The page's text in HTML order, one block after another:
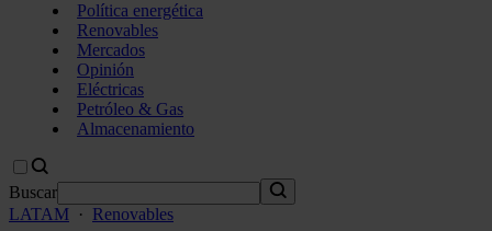
Política energética
Renovables
Mercados
Opinión
Eléctricas
Petróleo & Gas
Almacenamiento
Buscar
LATAM · Renovables